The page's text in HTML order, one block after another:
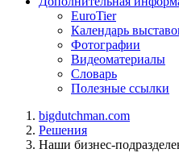
EuroTier
Календарь
Фотографии
Видеоматериалы
Словарь
Полезные ссылки
bigdutchman.com
Решения
Наши бизнес-